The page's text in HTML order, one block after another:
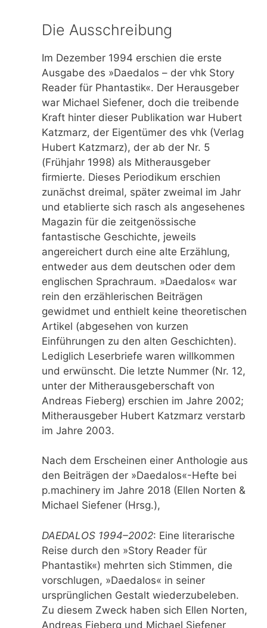
Die Ausschreibung
Im Dezember 1994 erschien die erste
Ausgabe des »Daedalos – der vhk Story
Reader für Phantastik«. Der Herausgeber
war Michael Siefener, doch die treibende
Kraft hinter dieser Publikation war Hubert
Katzmarz, der Eigentümer des vhk (Verlag
Hubert Katzmarz), der ab der Nr. 5
(Frühjahr 1998) als Mitherausgeber
firmierte. Dieses Periodikum erschien
zunächst dreimal, später zweimal im Jahr
und etablierte sich rasch als angesehenes
Magazin für die zeitgenössische
fantastische Geschichte, jeweils
angereichert durch eine alte Erzählung,
entweder aus dem deutschen oder dem
englischen Sprachraum. »Daedalos« war
rein den erzählerischen Beiträgen
gewidmet und enthielt keine theoretischen
Artikel (abgesehen von kurzen
Einführungen zu den alten Geschichten).
Lediglich Leserbriefe waren willkommen
und erwünscht. Die letzte Nummer (Nr. 12,
unter der Mitherausgeberschaft von
Andreas Fieberg) erschien im Jahre 2002;
Mitherausgeber Hubert Katzmarz verstarb
im Jahre 2003.
Nach dem Erscheinen einer Anthologie aus
den Beiträgen der »Daedalos«-Hefte bei
p.machinery im Jahre 2018 (Ellen Norten &
Michael Siefener (Hrsg.),
DAEDALOS 1994–2002: Eine literarische
Reise durch den »Story Reader für
Phantastik«) mehrten sich Stimmen, die
vorschlugen, »Daedalos« in seiner
ursprünglichen Gestalt wiederzubeleben.
Zu diesem Zweck haben sich Ellen Norten,
Andreas Fieberg und Michael Siefener